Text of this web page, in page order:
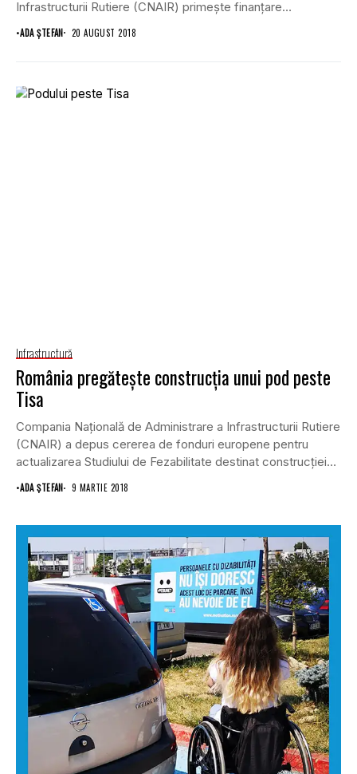
Infrastructurii Rutiere (CNAIR) primeşte finanţare
europeană...
•ADA ȘTEFAN 20 AUGUST 2018
Infrastructură
România pregăteşte construcţia unui pod peste
Tisa
Compania Naţională de Administrare a Infrastructurii Rutiere
(CNAIR) a depus cererea de fonduri europene pentru
actualizarea Studiului de Fezabilitate destinat construcţiei
Podului peste...
•ADA ȘTEFAN 9 MARTIE 2018